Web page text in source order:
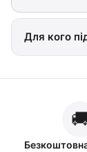
Для кого